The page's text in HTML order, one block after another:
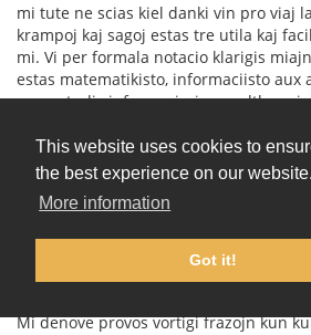
This website uses cookies to
the best experience on our website.
More information
Got it!
mi tute ne scias kiel danki vin pro viaj
krampoj kaj sagoj estas tre utila kaj
mi. Vi per formala notacio klarigis
estas matematikisto, informaciisto aux
mem studis informaciscienco
Mi jam vidis mian eraron (bildo 1). Mi
similan al (I) (たり〜たりする) (
Mi ankaŭ komprenas la eblan
), tamen eble
intencitan signifcon per paŭzado aŭ
み言ってーー忘れた kontraŭ 飲みーー言
Mi denove provos vortigi frazojn kun